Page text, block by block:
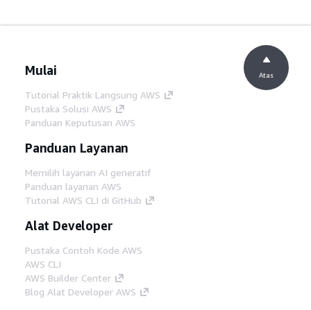
Mulai
Tutorial Praktik Langsung AWS
Pustaka Solusi AWS
Panduan Keputusan AWS
Panduan Layanan
Memilih layanan AI generatif
Panduan layanan AWS
Tutorial AWS CLI di GitHub
Alat Developer
Pustaka Contoh Kode AWS
AWS CLI
AWS Builder Center
Blog Alat Developer AWS
Atas